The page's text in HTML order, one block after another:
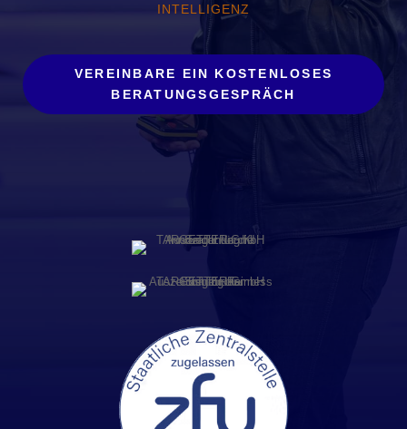
INTELLIGENZ
VEREINBARE EIN KOSTENLOSES
BERATUNGSGESPRÄCH